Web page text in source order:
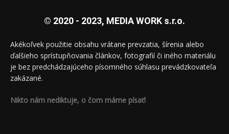
© 2020 - 2023, MEDIA WORK s.r.o.
Akékoľvek použitie obsahu vrátane prevzatia, šírenia alebo
ďalšieho sprístupňovania článkov, fotografií či iného materiálu
je bez predchádzajúceho písomného súhlasu prevádzkovateľa
zakázané.
Nikto nám nediktuje, o čom máme písať!